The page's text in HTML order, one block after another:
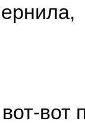
вот